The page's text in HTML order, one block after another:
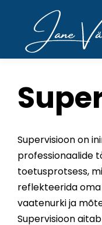
Supervisioon on
professionaalide
toetusprotsess,
reflekteerida oma
vaatenurki ja
Supervisioon